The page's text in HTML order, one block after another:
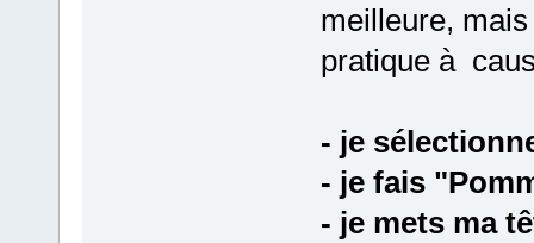
meilleure,
pratique à
- je
- je fais
- je mets ma